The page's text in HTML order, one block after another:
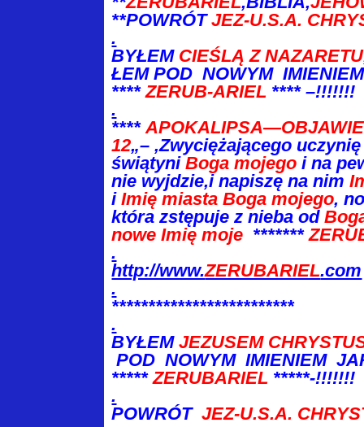
**POWRÓTJEZ-U.S.A.
.
BYŁEM CIEŚLĄ Z NAZARETU
ŁEMPOD NOWYM
**** ZERUB-ARIEL **** –!!!!!!!
.
****
12„– ‚Zwyciężającego
świątyni Boga mojego i na
nie wyjdzie,i napiszę na nim
i Imię miasta Boga mojego,
która zstępuje z nieba od
nowe Imię moje *******
.
http://www.ZERUBARIEL.com
.
*************************
.
BYŁEM JEZUSEM
PODNOWYM IMIENIEM
***** ZERUBARIEL *****-!!!!!!!
.
POWRÓT JEZ-U.S.A.